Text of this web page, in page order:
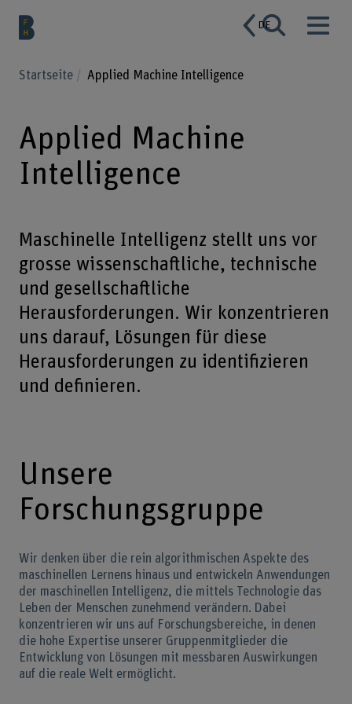
DE
Startseite Applied Machine Intelligence
Applied Machine
Intelligence
Maschinelle Intelligenz stellt uns vor
grosse wissenschaftliche, technische
und gesellschaftliche
Herausforderungen. Wir konzentrieren
uns darauf, Lösungen für diese
Herausforderungen zu identifizieren
und definieren.
Unsere
Forschungsgruppe
Wir denken über die rein algorithmischen Aspekte des
maschinellen Lernens hinaus und entwickeln Anwendungen
der maschinellen Intelligenz, die mittels Technologie das
Leben der Menschen zunehmend verändern. Dabei
konzentrieren wir uns auf Forschungsbereiche, in denen
die hohe Expertise unserer Gruppenmitglieder die
Entwicklung von Lösungen mit messbaren Auswirkungen
auf die reale Welt ermöglicht.